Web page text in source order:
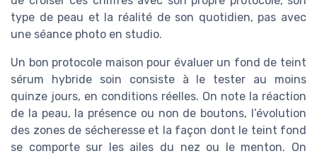
type de peau et la réalité de son quotidien, pas avec
une séance photo en studio.
Un bon protocole maison pour évaluer un fond de teint
sérum hybride soin consiste à le tester au moins
quinze jours, en conditions réelles. On note la réaction
de la peau, la présence ou non de boutons, l’évolution
des zones de sécheresse et la façon dont le teint fond
se comporte sur les ailes du nez ou le menton. On